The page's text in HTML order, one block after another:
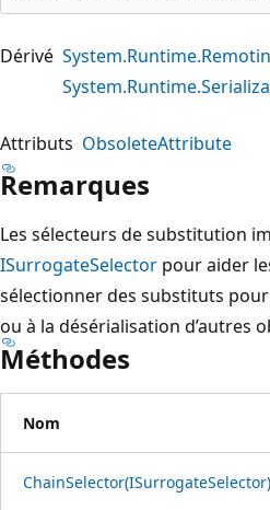
Dérivé
Attributs ObsoleteAttribute
Remarques
Les sélecteurs de substitution
ISurrogateSelector pour aider
sélectionner des substituts
ou à la désérialisation d’autres
Méthodes
Nom
ChainSelector(ISurrogateSelector)